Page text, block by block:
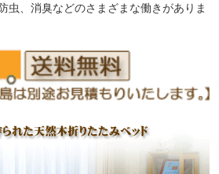
虫、消臭などのさまざまな働きがありま